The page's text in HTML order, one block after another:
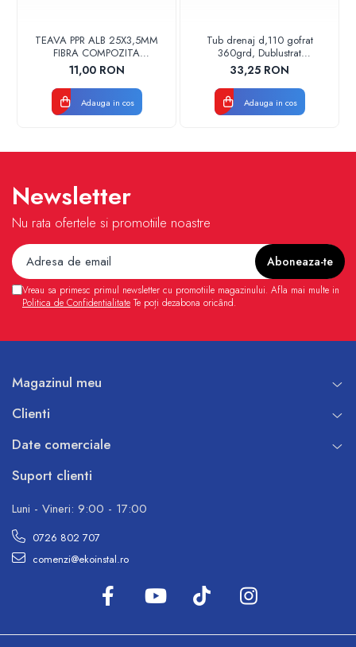
TEAVA PPR ALB 25X3,5MM
FIBRA COMPOZITA
10033025004
VALDUOTHERM VALROM
11,00 RON
Adauga in cos
Tub drenaj d,110 gofrat
360grd, Dublustrat
verde/negru 110152 Drainkit
33,25 RON
Adauga in cos
Newsletter
Nu rata ofertele si promotiile noastre
Vreau sa primesc primul newsletter cu promotiile magazinului. Afla mai multe in
Politica de Confidentialitate Te poți dezabona oricând.
Magazinul meu
Clienti
Date comerciale
Suport clienti
Luni - Vineri: 9:00 - 17:00
0726 802 707
comenzi@ekoinstal.ro